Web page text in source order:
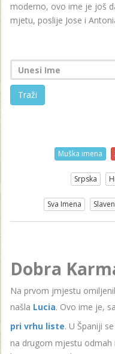
moderno, ovo ime je još
mjetu, poslije Jose i
Traži
Muška imena
Srpska
Sva Imena
Dobra
Na prvom jmjestu
našla Lucia. Ovo ime je,
pri vrhu liste. U Španiji
na drugom mjestu